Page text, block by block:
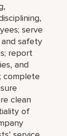
serve
and safety
report
and
complete
clean
of